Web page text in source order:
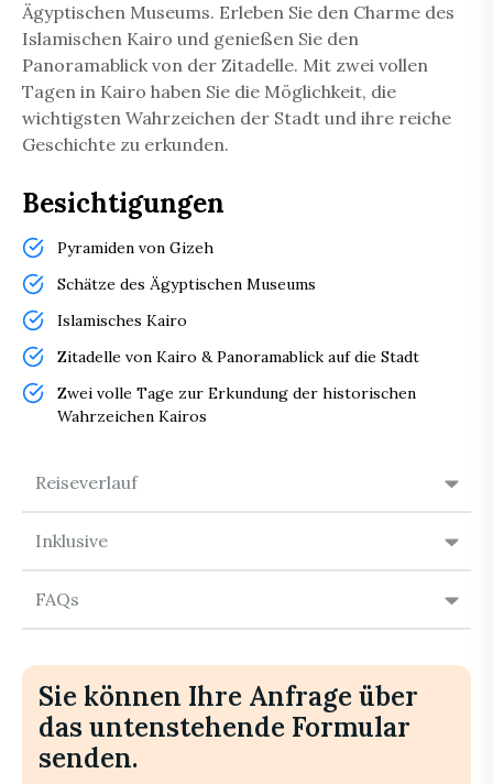
Reiseverlauf
Inklusive
FAQs
Ägyptischen Museums. Erleben Sie den Charme des
Islamischen Kairo und genießen Sie den
Panoramablick von der Zitadelle. Mit zwei vollen
Tagen in Kairo haben Sie die Möglichkeit, die
wichtigsten Wahrzeichen der Stadt und ihre reiche
Geschichte zu erkunden.
Besichtigungen
Pyramiden von Gizeh
Schätze des Ägyptischen Museums
Islamisches Kairo
Zitadelle von Kairo & Panoramablick auf die Stadt
Zwei volle Tage zur Erkundung der historischen
Wahrzeichen Kairos
Sie können Ihre Anfrage über
das untenstehende Formular
senden.